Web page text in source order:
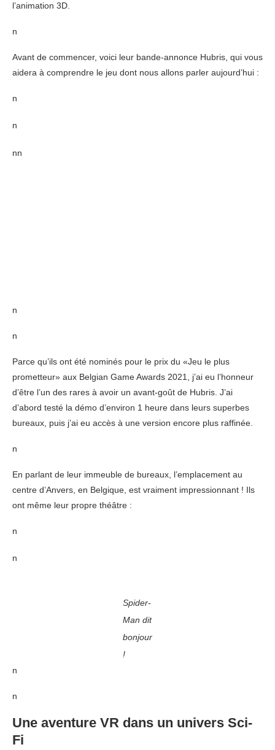
l’animation 3D.
n
Avant de commencer, voici leur bande-annonce Hubris, qui vous
aidera à comprendre le jeu dont nous allons parler aujourd’hui :
n
n
nn
n
n
Parce qu’ils ont été nominés pour le prix du «Jeu ​​le plus
prometteur» aux Belgian Game Awards 2021, j’ai eu l’honneur
d’être l’un des rares à avoir un avant-goût de Hubris. J’ai
d’abord testé la démo d’environ 1 heure dans leurs superbes
bureaux, puis j’ai eu accès à une version encore plus raffinée.
n
En parlant de leur immeuble de bureaux, l’emplacement au
centre d’Anvers, en Belgique, est vraiment impressionnant ! Ils
ont même leur propre théâtre :
n
n
Spider-
Man dit
bonjour
!
n
n
Une aventure VR dans un univers Sci-
Fi